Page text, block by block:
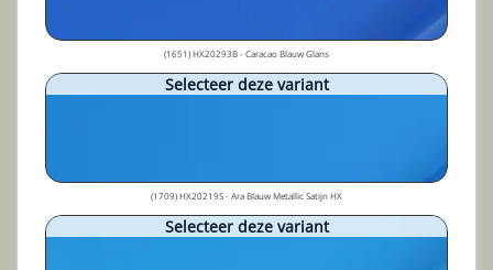
(1651) HX20293B - Caracao Blauw Glans
Selecteer deze variant
(1709) HX20219S - Ara Blauw Metallic Satijn HX
Selecteer deze variant